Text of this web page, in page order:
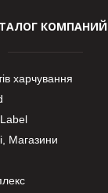
КОМПАНИЙ
харчування
Магазини